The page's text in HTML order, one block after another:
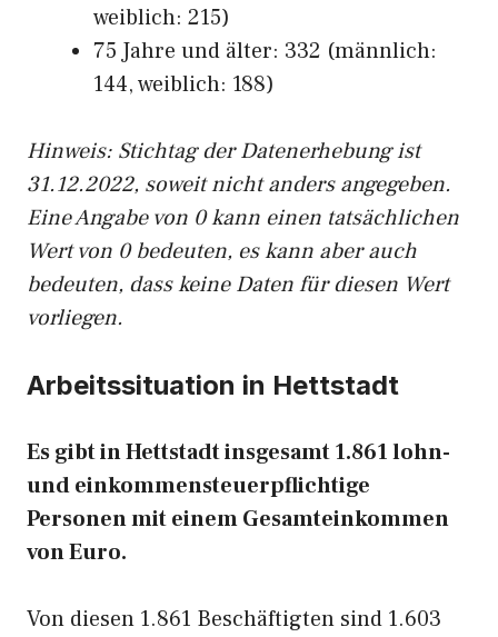
weiblich: 215)
75 Jahre und älter: 332 (männlich:
144, weiblich: 188)
Hinweis: Stichtag der Datenerhebung ist
31.12.2022, soweit nicht anders angegeben.
Eine Angabe von 0 kann einen tatsächlichen
Wert von 0 bedeuten, es kann aber auch
bedeuten, dass keine Daten für diesen Wert
vorliegen.
Arbeitssituation in Hettstadt
Es gibt in Hettstadt insgesamt 1.861 lohn-
und einkommensteuerpflichtige
Personen mit einem Gesamteinkommen
von Euro.
Von diesen 1.861 Beschäftigten sind 1.603